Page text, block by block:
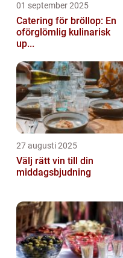
01 september 2025
Catering för bröllop: En
oförglömlig kulinarisk
up...
27 augusti 2025
Välj rätt vin till din
middagsbjudning